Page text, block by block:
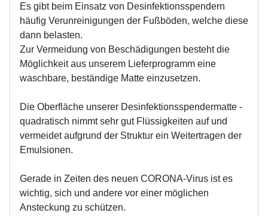
Es gibt beim Einsatz von Desinfektionsspendern
häufig Verunreinigungen der Fußböden, welche diese
dann belasten.
Zur Vermeidung von Beschädigungen besteht die
Möglichkeit aus unserem Lieferprogramm eine
waschbare, beständige Matte einzusetzen.
Die Oberfläche unserer Desinfektionsspendermatte -
quadratisch nimmt sehr gut Flüssigkeiten auf und
vermeidet aufgrund der Struktur ein Weitertragen der
Emulsionen.
Gerade in Zeiten des neuen CORONA-Virus ist es
wichtig, sich und andere vor einer möglichen
Ansteckung zu schützen.